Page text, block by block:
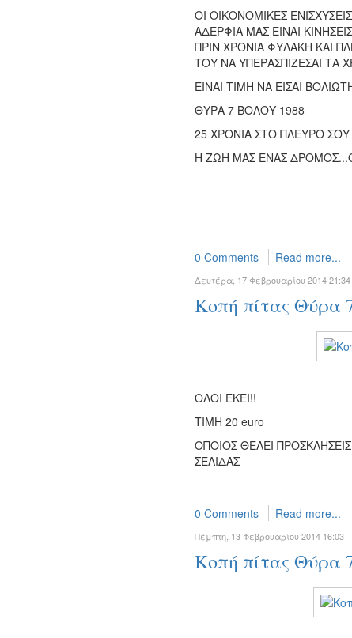
ΟΙ ΟΙΚΟΝΟΜΙΚΕΣ
ΑΔΕΡΦΙΑ ΜΑΣ ΕΙΝΑΙ
ΠΡΙΝ ΧΡΟΝΙΑ ΦΥΛΑΚΗ ΚΑΙ
ΤΟΥ ΝΑ ΥΠΕΡΑΣΠΙΖΕΣΑΙ ΤΑ
ΕΙΝΑΙ ΤΙΜΗ ΝΑ ΕΙΣΑΙ
ΘΥΡΑ 7 ΒΟΛΟΥ 1988
25 ΧΡΟΝΙΑ ΣΤΟ ΠΛΕΥΡΟ ΣΟΥ
Η ΖΩΗ ΜΑΣ ΕΝΑΣ
0 Comments Read more...
Δευτέρα, 17 Φεβρουαρίου 2014 21:34
Κοπή πίτας Θύρα
ΟΛΟΙ ΕΚΕΙ!!
ΤΙΜΗ 20 euro
ΟΠΟΙΟΣ ΘΕΛΕΙ
ΣΕΛΙΔΑΣ
0 Comments Read more...
Πέμπτη, 13 Φεβρουαρίου 2014 16:03
Κοπή πίτας Θύρα